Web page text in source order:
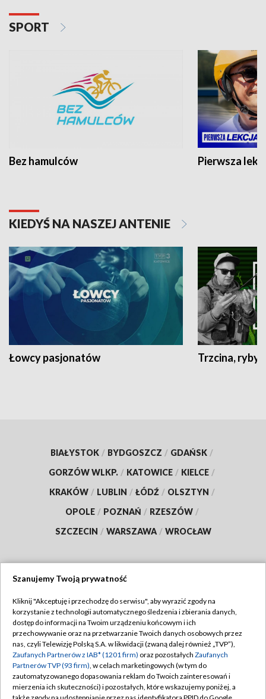
SPORT
Bez hamulców Pierwsza
KIEDYŚ NA NASZEJ ANTENIE
Łowcy pasjonatów Trzcina, ryby
BIAŁYSTOK / BYDGOSZCZ / GDAŃSK /
GORZÓW WLKP. / KATOWICE / KIELCE /
KRAKÓW / LUBLIN / ŁÓDŹ / OLSZTYN /
OPOLE / POZNAŃ / RZESZÓW /
SZCZECIN / WARSZAWA / WROCŁAW
TVP
Abonament TVP
Emisja w TVP
Centrum informacji TVP
Naziemna Telewizja Cyfrowa
Regulamin TVP
Polityka prywatności
Moje zgody
Pomoc
Szanujemy Twoją prywatność
Kliknij "Akceptuję i przechodzę do serwisu", aby wyrazić zgody na
korzystanie z technologii automatycznego śledzenia i zbierania danych,
dostęp do informacji na Twoim urządzeniu końcowym i ich
przechowywanie oraz na przetwarzanie Twoich danych osobowych przez
nas, czyli Telewizję Polską S.A. w likwidacji (zwaną dalej również „TVP”),
Zaufanych Partnerów z IAB* (1201 firm) oraz pozostałych Zaufanych
Partnerów TVP (93 firm), w celach marketingowych (w tym do
zautomatyzowanego dopasowania reklam do Twoich zainteresowań i
mierzenia ich skuteczności) i pozostałych, które wskazujemy poniżej, a